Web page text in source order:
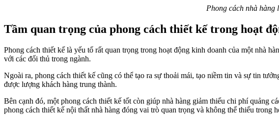
Phong cách nhà hàng
Tầm quan trọng của phong cách thiết kế trong hoạt
Phong cách thiết kế là yếu tố rất quan trọng trong hoạt động kinh doanh của một nhà
với các đối thủ trong ngành.
Ngoài ra, phong cách thiết kế cũng có thể tạo ra sự thoải mái, tạo niềm tin và sự tin
được lượng khách hàng trung thành.
Bên cạnh đó, một phong cách thiết kế tốt còn giúp nhà hàng giảm thiểu chi phí quảng
phong cách thiết kế nội thất nhà hàng đóng vai trò quan trọng và không thể thiếu trong